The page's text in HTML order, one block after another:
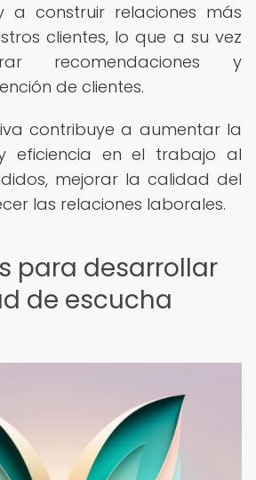
a construir relaciones más
clientes, lo que a su vez
recomendaciones y
de clientes.
contribuye a aumentar la
eficiencia en el trabajo al
mejorar la calidad del
las relaciones laborales.
para desarrollar
de escucha